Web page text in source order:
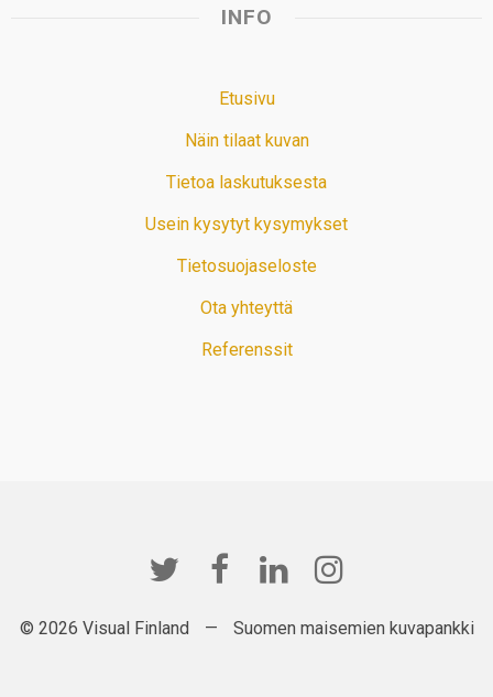
INFO
Etusivu
Näin tilaat kuvan
Tietoa laskutuksesta
Usein kysytyt kysymykset
Tietosuojaseloste
Ota yhteyttä
Referenssit
© 2026 Visual Finland — Suomen maisemien kuvapankki